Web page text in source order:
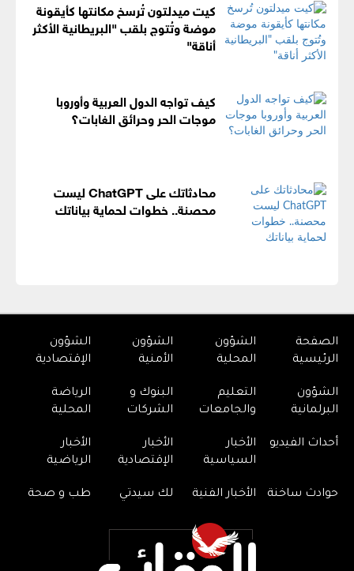
كيت ميدلتون تُرسخ مكانتها كأيقونة
موضة وتُتوج بلقب "البريطانية الأكثر
أناقة"
كيف تواجه الدول العربية وأوروبا
موجات الحر وحرائق الغابات؟
محادثاتك على ChatGPT ليست
محصنة.. خطوات لحماية بياناتك
الصفحة
الرئيسية
الشؤون
المحلية
الشؤون
الأمنية
الشؤون
الإقتصادية
الشؤون
البرلمانية
التعليم
والجامعات
البنوك و
الشركات
الرياضة
المحلية
أحداث الفيديو
الأخبار
السياسية
الأخبار
الإقتصادية
الأخبار
الرياضية
حوادث ساخنة الأخبار الفنية لك سيدتي طب و صحة